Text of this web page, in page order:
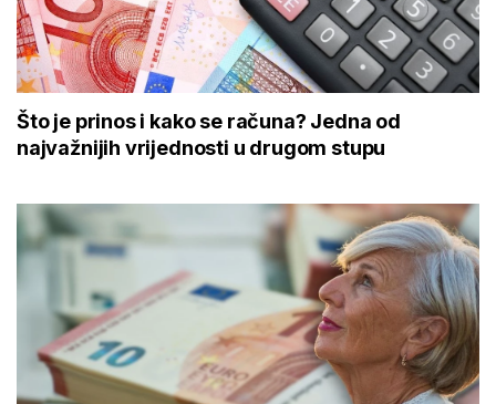
Što je prinos i kako se računa? Jedna od
najvažnijih vrijednosti u drugom stupu